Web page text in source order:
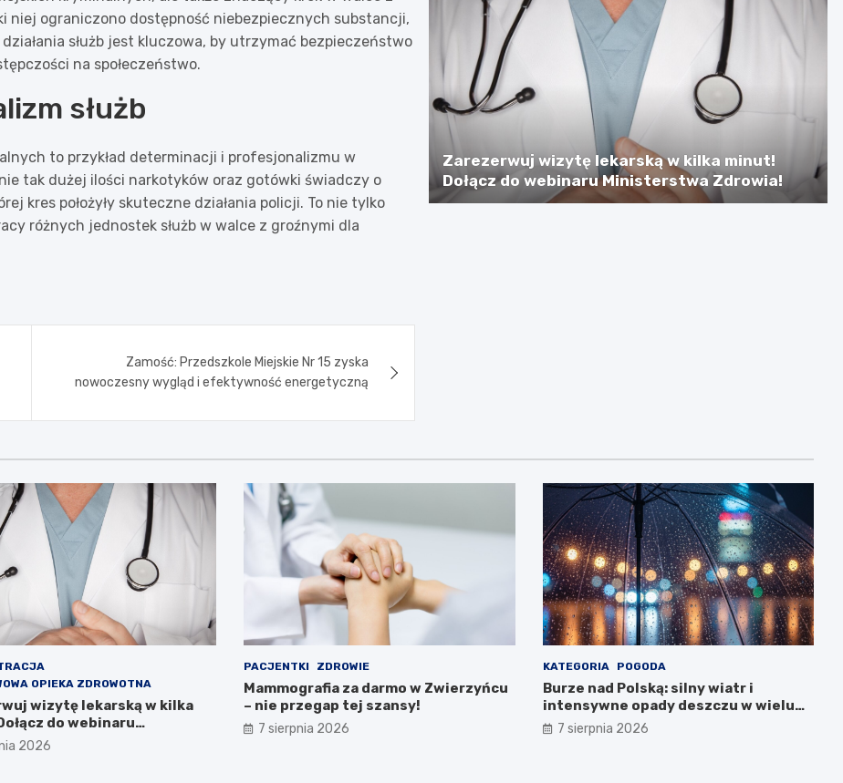
niej ograniczono dostępność niebezpiecznych substancji,
służb jest kluczowa, by utrzymać bezpieczeństwo
na społeczeństwo.
służb
to przykład determinacji i profesjonalizmu w
tak dużej ilości narkotyków oraz gotówki świadczy o
kres położyły skuteczne działania policji. To nie tylko
różnych jednostek służb w walce z groźnymi dla
Zamość: Przedszkole Miejskie Nr 15 zyska
nowoczesny wygląd i efektywność energetyczną
Zarezerwuj wizytę lekarską w kilka minut!
Dołącz do webinaru Ministerstwa Zdrowia!
OPIEKA ZDROWOTNA
wizytę lekarską w kilka
do webinaru
Zdrowia!
2026
PACJENTKI ZDROWIE
Mammografia za darmo w Zwierzyńcu
– nie przegap tej szansy!
7 sierpnia 2026
KATEGORIA POGODA
Burze nad Polską: silny wiatr i
intensywne opady deszczu w wielu
regionach
7 sierpnia 2026